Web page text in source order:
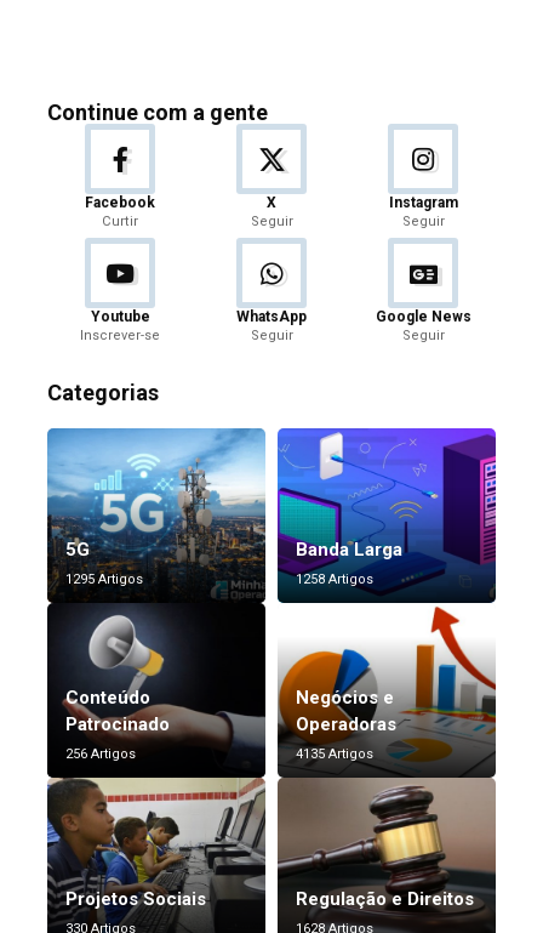
Continue com a gente
Facebook
Curtir
X
Seguir
Instagram
Seguir
Youtube
Inscrever-se
WhatsApp
Seguir
Google News
Seguir
Categorias
5G
1295 Artigos
Banda Larga
1258 Artigos
Conteúdo
Patrocinado
256 Artigos
Negócios e
Operadoras
4135 Artigos
Projetos Sociais
330 Artigos
Regulação e Direitos
1628 Artigos